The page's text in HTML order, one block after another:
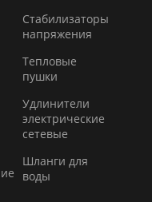
Стабилизаторы
напряжения
Тепловые
пушки
Удлинители
электрические
сетевые
Шланги для
воды